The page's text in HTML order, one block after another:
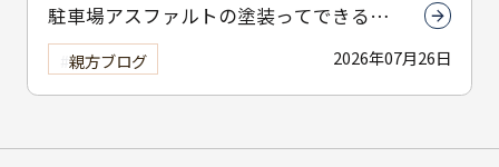
駐車場アスファルトの塗装ってできる
の？
2026年07月26日
親方ブログ